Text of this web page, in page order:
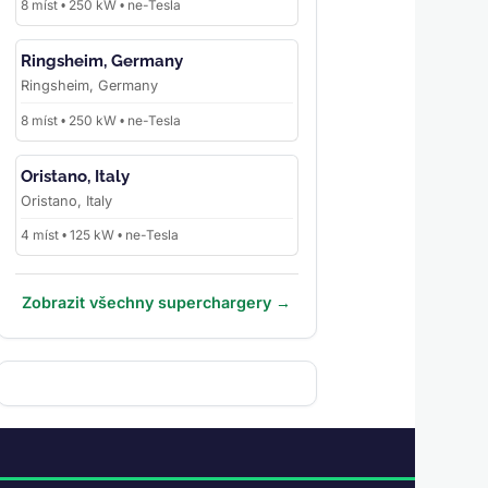
8 míst • 250 kW • ne-Tesla
Ringsheim, Germany
Ringsheim, Germany
8 míst • 250 kW • ne-Tesla
Oristano, Italy
Oristano, Italy
4 míst • 125 kW • ne-Tesla
Zobrazit všechny superchargery →